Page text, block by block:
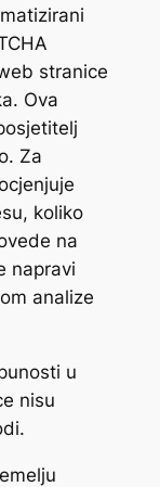
stranice
Ova
Za
koliko
na
napravi
analize
u
nisu